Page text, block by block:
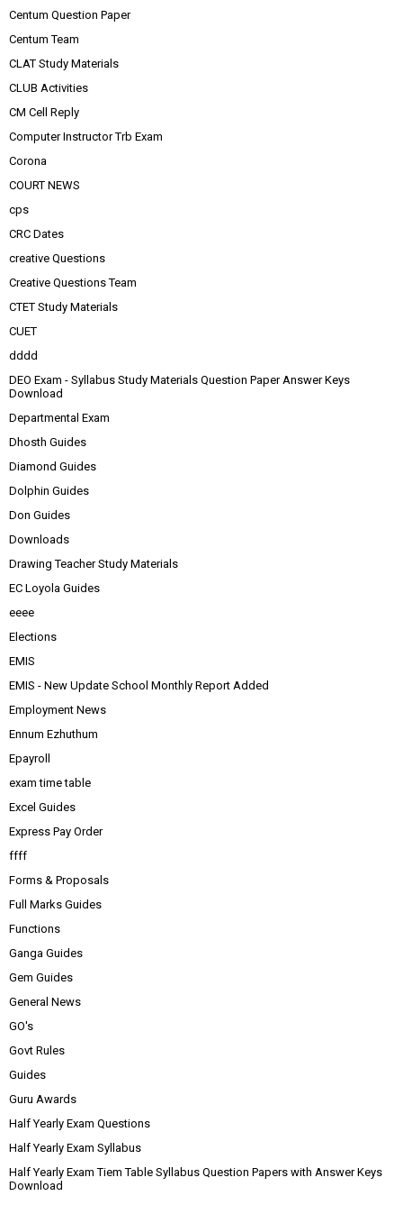
Centum Question Paper
Centum Team
CLAT Study Materials
CLUB Activities
CM Cell Reply
Computer Instructor Trb Exam
Corona
COURT NEWS
cps
CRC Dates
creative Questions
Creative Questions Team
CTET Study Materials
CUET
dddd
DEO Exam - Syllabus Study Materials Question Paper Answer Keys
Download
Departmental Exam
Dhosth Guides
Diamond Guides
Dolphin Guides
Don Guides
Downloads
Drawing Teacher Study Materials
EC Loyola Guides
eeee
Elections
EMIS
EMIS - New Update School Monthly Report Added
Employment News
Ennum Ezhuthum
Epayroll
exam time table
Excel Guides
Express Pay Order
ffff
Forms & Proposals
Full Marks Guides
Functions
Ganga Guides
Gem Guides
General News
GO's
Govt Rules
Guides
Guru Awards
Half Yearly Exam Questions
Half Yearly Exam Syllabus
Half Yearly Exam Tiem Table Syllabus Question Papers with Answer Keys
Download